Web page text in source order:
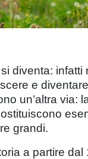
diventa:
e
un’altra via:
grandi.
a partire dal